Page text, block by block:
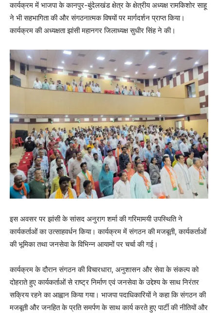
कार्यक्रम में भाजपा के कानपुर-बुंदेलखंड क्षेत्र के क्षेत्रीय अध्यक्ष रामकिशोर साहू
ने भी सहभागिता की और संगठनात्मक विषयों पर मार्गदर्शन प्राप्त किया।
कार्यक्रम की अध्यक्षता झांसी महानगर जिलाध्यक्ष सुधीर सिंह ने की।
इस अवसर पर झांसी के सांसद अनुराग शर्मा की गरिमामयी उपस्थिति ने
कार्यकर्ताओं का उत्साहवर्धन किया। कार्यक्रम में संगठन की मजबूती, कार्यकर्ताओं
की भूमिका तथा जनसेवा के विभिन्न आयामों पर चर्चा की गई।
कार्यक्रम के दौरान संगठन की विचारधारा, अनुशासन और सेवा के संकल्प को
दोहराते हुए कार्यकर्ताओं से राष्ट्र निर्माण एवं जनसेवा के उद्देश्य के साथ निरंतर
सक्रिय रहने का आह्वान किया गया। भाजपा पदाधिकारियों ने कहा कि संगठन की
मजबूती और जनहित के प्रति समर्पण के साथ कार्य करते हुए पार्टी की नीतियों और